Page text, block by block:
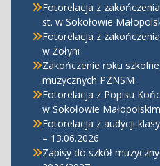
Fotorelacja z
st. w Sokołowie
Fotorelacja z
w Żołyni
Zakończenie roku
muzycznych PZNSM
Fotorelacja z Popisu
w Sokołowie Małopolskim
Fotorelacja z audycji
– 13.06.2026
Zapisy do szkół